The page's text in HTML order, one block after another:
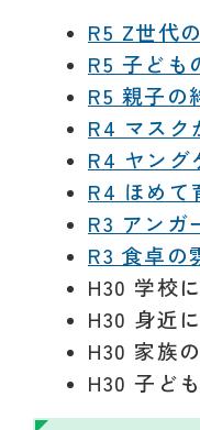
R5 Z世代
R5 子ど
R5 親子
R4 マスク
R4 ヤング
R4 ほめて
R3 アン
R3 食卓
H30 学校
H30 身近
H30 家族
H30 子ど